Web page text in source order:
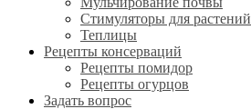
Стимуляторы для растений
Теплицы
Рецепты консерваций
Рецепты помидор
Рецепты огурцов
Задать вопрос